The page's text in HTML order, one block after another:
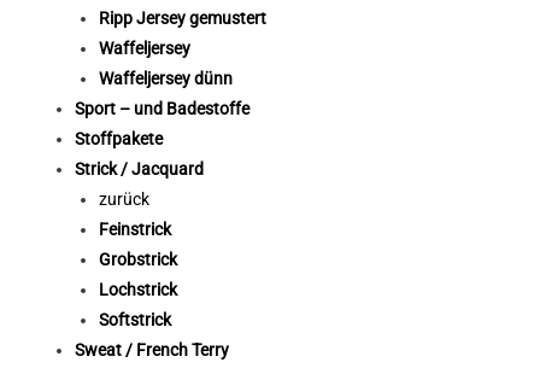
Ripp Jersey gemustert
Waffeljersey
Waffeljersey dünn
Sport – und Badestoffe
Stoffpakete
Strick / Jacquard
zurück
Feinstrick
Grobstrick
Lochstrick
Softstrick
Sweat / French Terry